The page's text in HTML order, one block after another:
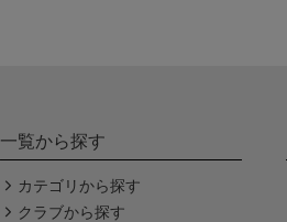
一覧から探す
カテゴリから探す
クラブから探す